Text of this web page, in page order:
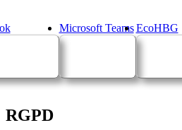
Microsoft Teams EcoHBG
RGPD